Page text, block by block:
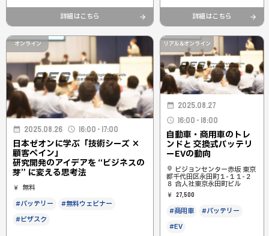
詳細はこちら 詳細はこちら
オンライン
2025.08.26 16:00 - 17:00
日本ゼオンに学ぶ「技術シーズ ×
顧客ペイン」
研究開発のアイデアを “ビジネスの
芽” に変える思考法
無料
#バッテリー
#無料ウェビナー
#ビザスク
リアル&オンライン
2025.08.27
16:00 - 18:00
自動車・商用車のトレ
ンドと 交換式バッテリ
ーEVの動向
ビジョンセンター赤坂 東京
都千代田区永田町１-１１-２
８ 合人社東京永田町ビル
27,500
#商用車
#バッテリー
#EV